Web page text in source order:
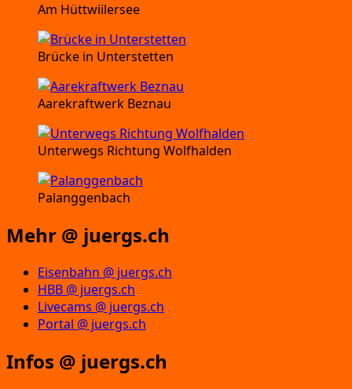
Am Hüttwiilersee
Brücke in Unterstetten
Aarekraftwerk Beznau
Unterwegs Richtung Wolfhalden
Palanggenbach
Mehr @ juergs.ch
Eisenbahn @ juergs.ch
HBB @ juergs.ch
Livecams @ juergs.ch
Portal @ juergs.ch
Infos @ juergs.ch